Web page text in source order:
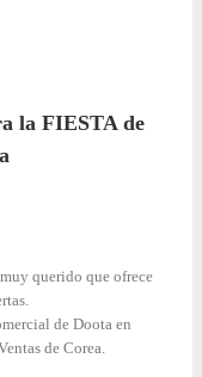
la FIESTA de
querido que ofrece
de Doota en
de Corea.